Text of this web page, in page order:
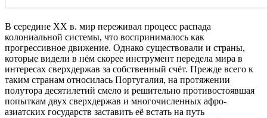
В середине ХХ в. мир переживал процесс распада
колониальной системы, что воспринималось как
прогрессивное движение. Однако существовали и страны,
которые видели в нём скорее инструмент передела мира в
интересах сверхдержав за собственный счёт. Прежде всего к
таким странам относилась Португалия, на протяжении
полутора десятилетий смело и решительно противостоявшая
попыткам двух сверхдержав и многочисленных афро-
азиатских государств заставить её встать на путь